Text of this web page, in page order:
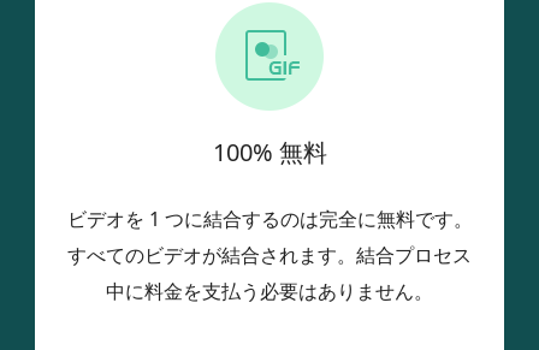
100% 無料
ビデオを 1 つに結合するのは完全に無料です。
すべてのビデオが結合されます。結合プロセス
中に料金を支払う必要はありません。